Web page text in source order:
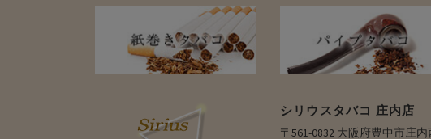
シリウスタバコ 庄内店
〒561-0832 大阪府豊中市庄内